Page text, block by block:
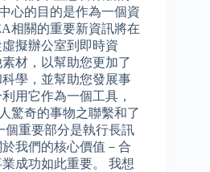
心的目的是作為一個資
相關的重要新資訊將在
擬辦公室到即時資
材，以幫助您更加了
學，並幫助您發展事
用它作為一個工具，
驚奇的事物之聯繫和了
個重要部分是執行長訊
我們的核心價值－合
成功如此重要。 我想